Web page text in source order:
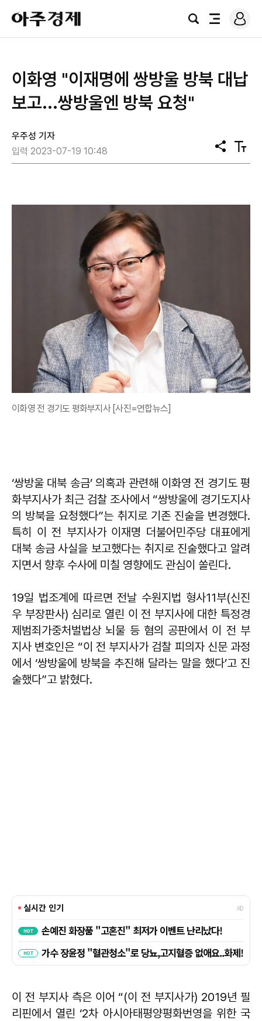
아
주
경
검
전
로
그
이화영 "이재명에 쌍방울 방북 대납
보고...쌍방울엔 방북 요청"
우주성 기자
입력 2023-07-19 10:48
공
유
텍
스
이화영 전 경기도 평화부지사 [사진=연합뉴스]
‘쌍방울 대북 송금’ 의혹과 관련해 이화영 전 경기도 평
화부지사가 최근 검찰 조사에서 “쌍방울에 경기도지사
의 방북을 요청했다”는 취지로 기존 진술을 변경했다.
특히 이 전 부지사가 이재명 더불어민주당 대표에게
대북 송금 사실을 보고했다는 취지로 진술했다고 알려
지면서 향후 수사에 미칠 영향에도 관심이 쏠린다.
19일 법조계에 따르면 전날 수원지법 형사11부(신진
우 부장판사) 심리로 열린 이 전 부지사에 대한 특정경
제범죄가중처벌법상 뇌물 등 혐의 공판에서 이 전 부
지사 변호인은 “이 전 부지사가 검찰 피의자 신문 과정
에서 ‘쌍방울에 방북을 추진해 달라는 말을 했다’고 진
술했다”고 밝혔다.
이 전 부지사 측은 이어 “(이 전 부지사가) 2019년 필
리핀에서 열린 ‘2차 아시아태평양평화번영을 위한 국